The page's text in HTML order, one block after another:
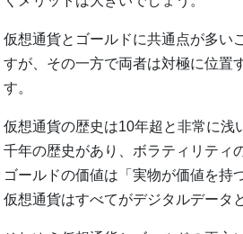
仮想通貨とゴールドに共通点が多い
すが、その一方で両者は対極に位置
す。
仮想通貨の歴史は10年超と非常に浅
千年の歴史があり、ボラティリティ
ゴールドの価値は「実物が価値を持
仮想通貨はすべてがデジタルデータ